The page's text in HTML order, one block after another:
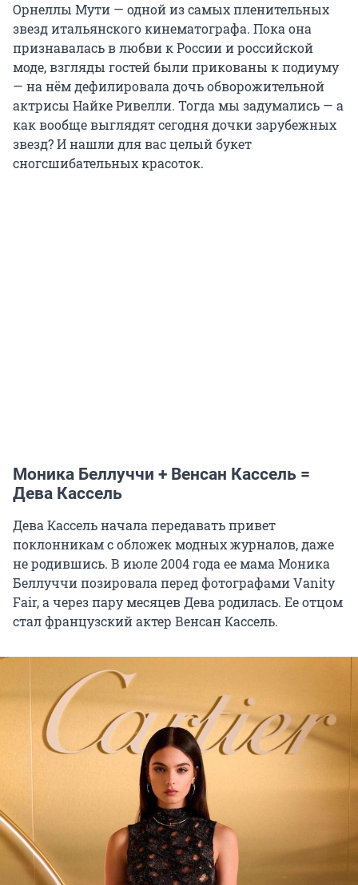
Орнеллы Мути — одной из самых пленительных
звезд итальянского кинематографа. Пока она
признавалась в любви к России и российской
моде, взгляды гостей были прикованы к подиуму
— на нём дефилировала дочь обворожительной
актрисы Найке Ривелли. Тогда мы задумались — а
как вообще выглядят сегодня дочки зарубежных
звезд? И нашли для вас целый букет
сногсшибательных красоток.
Моника Беллуччи + Венсан Кассель =
Дева Кассель
Дева Кассель начала передавать привет
поклонникам с обложек модных журналов, даже
не родившись. В июле 2004 года ее мама Моника
Беллуччи позировала перед фотографами Vanity
Fair, а через пару месяцев Дева родилась. Ее отцом
стал французский актер Венсан Кассель.